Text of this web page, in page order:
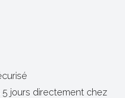
5 jours directement chez